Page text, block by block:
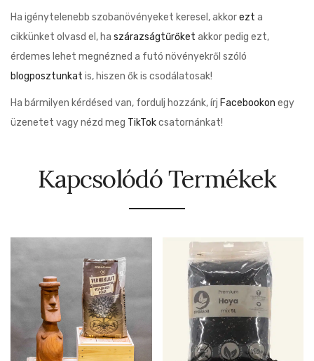
Ha igénytelenebb szobanövényeket keresel, akkorezt a
cikkünket olvasd el, ha szárazságtűrőket akkor pedig ezt,
érdemes lehet megnézned a futó növényekről szóló
blogposztunkat is, hiszen ők is csodálatosak!
Ha bármilyen kérdésed van, fordulj hozzánk, írj Facebookon egy
üzenetet vagy nézd meg TikTokcsatornánkat!
Kapcsolódó Termékek